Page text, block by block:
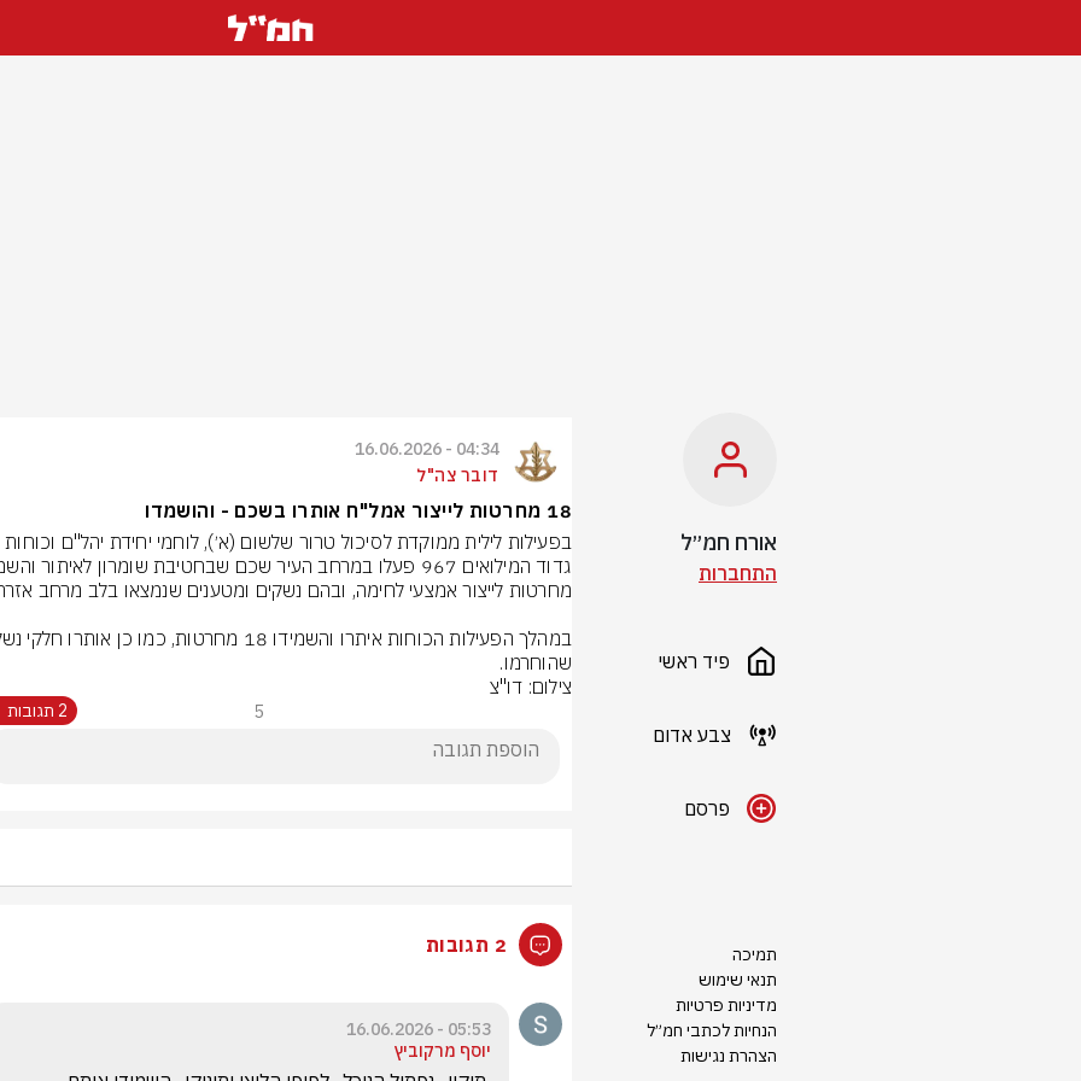
אורח חמ״ל
התחברות
פיד ראשי
צבע אדום
פרסם
תמיכה
תנאי שימוש
מדיניות פרטיות
הנחיות לכתבי חמ״ל
הצהרת נגישות
04:34 - 16.06.2026
דובר צה"ל
18 מחרטות לייצור אמל"ח אותרו בשכם - והושמדו
בפעילות לילית ממוקדת לסיכול טרור שלשום (א׳), לוחמי יחידת יהל"ם וכוחות
שהוחרמו.
צילום: דו"צ
5 2 תגובות
2 תגובות
05:53 - 16.06.2026
יוסף מרקוביץ